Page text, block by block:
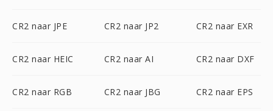
CR2 naar JPE CR2 naar JP2 CR2 naar EXR
CR2 naar HEIC CR2 naar AI CR2 naar DXF
CR2 naar RGB CR2 naar JBG CR2 naar EPS